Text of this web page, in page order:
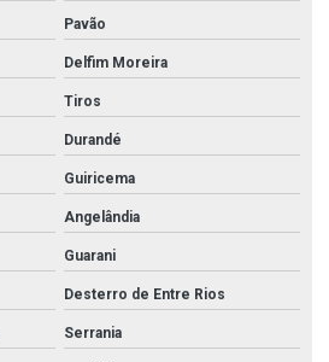
Pavão
Delfim Moreira
Tiros
Durandé
Guiricema
Angelândia
Guarani
Desterro de Entre Rios
Serrania